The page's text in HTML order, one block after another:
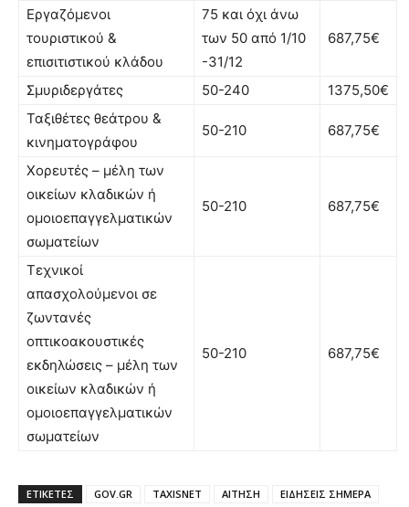
Εργαζόμενοι
τουριστικού &
επισιτιστικού κλάδου
75 και όχι άνω
των 50 από 1/10
-31/12
687,75€
Σμυριδεργάτες 50-240
1375,50€
Ταξιθέτες θεάτρου &
κινηματογράφου
50-210 687,75€
Χορευτές – μέλη των
οικείων κλαδικών ή
ομοιοεπαγγελματικών
σωματείων
50-210 687,75€
Τεχνικοί
απασχολούμενοι σε
ζωντανές
οπτικοακουστικές
εκδηλώσεις – μέλη των
οικείων κλαδικών ή
ομοιοεπαγγελματικών
σωματείων
50-210 687,75€
ΕΤΙΚΈΤΕΣ GOV.GR TAXISNET ΑΙΤΗΣΗ
ΕΙΔΗΣΕΙΣ ΣΗΜΕΡΑ